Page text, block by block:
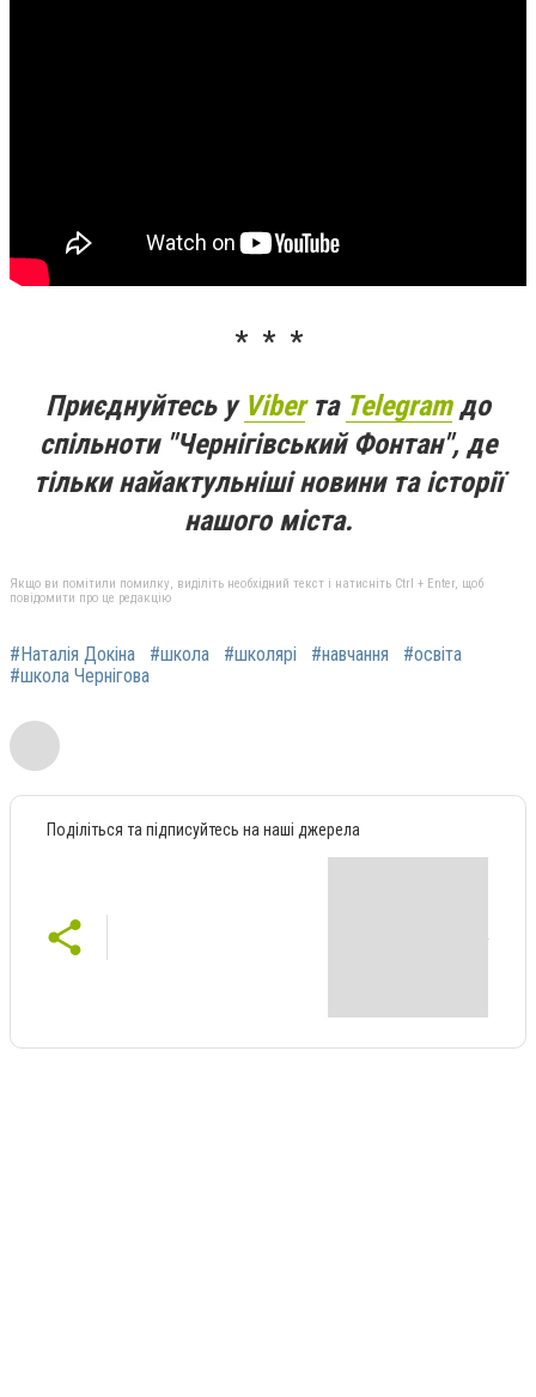
* * *
Приєднуйтесь у Viberта Telegramдо
спільноти "Чернігівський Фонтан", де
тільки найактульніші новини та історії
нашого міста.
Якщо ви помітили помилку, виділіть необхідний текст і натисніть Ctrl + Enter, щоб
повідомити про це редакцію
#Наталія Докіна #школа #школярі #навчання
#освіта
#школа Чернігова
Поділіться та підписуйтесь на наші джерела